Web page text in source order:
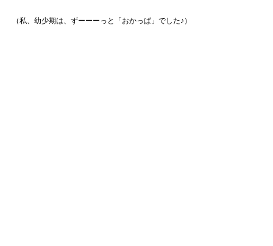
（私、幼少期は、ずーーーっと「おかっぱ」でした♪）